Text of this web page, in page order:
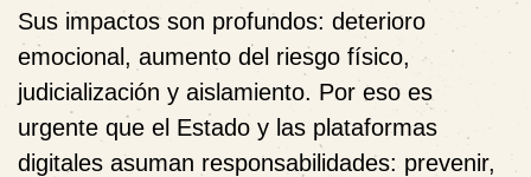
Sus impactos son profundos: deterioro
emocional, aumento del riesgo físico,
judicialización y aislamiento. Por eso es
urgente que el Estado y las plataformas
digitales asuman responsabilidades: prevenir,